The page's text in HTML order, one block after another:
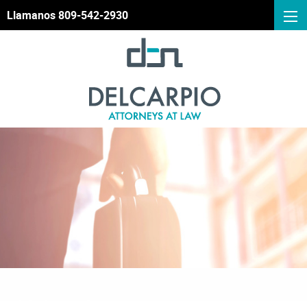
Llamanos 809-542-2930
Fideicomisos